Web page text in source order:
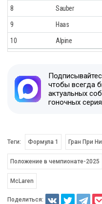
8 Sauber
9 Haas
10 Alpine
чтобы всегда
актуальных
гоночных
Теги: Формула 1 Гран При
Положение в чемпионате-2025
McLaren
Поделиться: